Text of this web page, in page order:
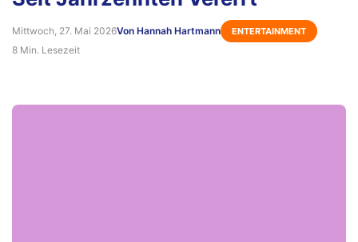
Mittwoch, 27. Mai 2026Von Hannah Hartmann ENTERTAINMENT
8 Min. Lesezeit